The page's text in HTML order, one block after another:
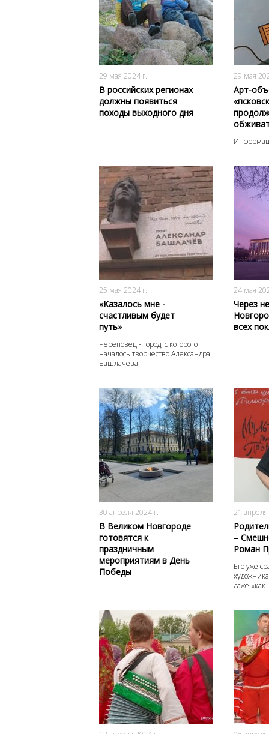
29 мая 2024 г.
В российских регионах
должны появиться
походы выходного дня
729
0
29 мая
Арт-
25 мая 2024 г.
«Казалось мне -
счастливым будет
путь»
Череповец - город, с которого
началось творчество Александра
Башлачёва
2981
0
24 мая
Через
всех
30 апреля 2024 г.
В Великом Новгороде
готовятся к
праздничным
мероприятиям в День
Победы
865
21
–
Роман
Его уже
даже «как
970
0